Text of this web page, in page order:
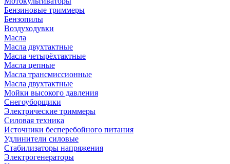
Бензиновые триммеры
Бензопилы
Воздуходувки
Масла
Масла двухтактные
Масла четырёхтактные
Масла цепные
Масла трансмиссионные
Масла двухтактные
Мойки высокого давления
Снегоуборщики
Электрические триммеры
Силовая техника
Источники бесперебойного питания
Удлинители силовые
Стабилизаторы напряжения
Электрогенераторы